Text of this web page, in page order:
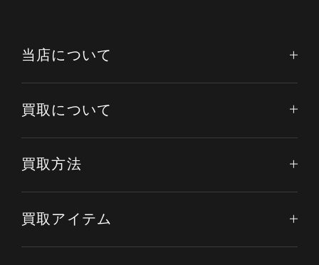
当店について
買取について
買取方法
買取アイテム
電話する LINE査定 オンライン査定